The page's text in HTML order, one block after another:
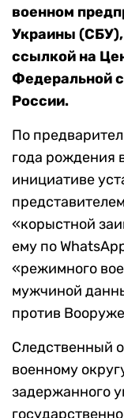
военном
Украины (СБУ),
ссылкой на
Федеральной
России.
По
года рождения
инициативе
«корыстной
ему по
«режимного
мужчиной
против
Следственный
военному
задержанного